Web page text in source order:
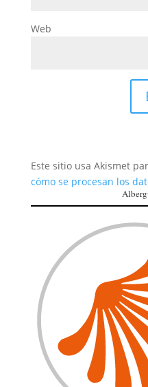
Web
Este sitio usa Akismet
cómo se procesan los